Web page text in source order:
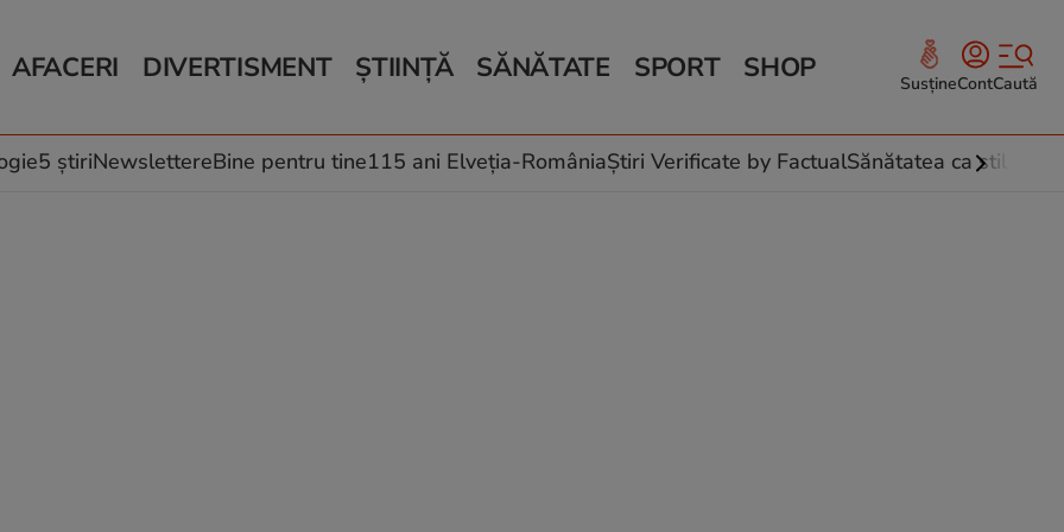
AFACERI
Auto
Locuri de muncă
DIVERTISMENT
Horoscop
Muzică și Filme
ȘTIINȚĂ
Schimbări climatice
SĂNĂTATE
Relații
Rețete culinare
SPORT SHOP SusțineContCaută
5 știriNewslettereBine pentru tine115 ani Elveția-RomâniaȘtiri Verificate by FactualSănătatea ca stil de